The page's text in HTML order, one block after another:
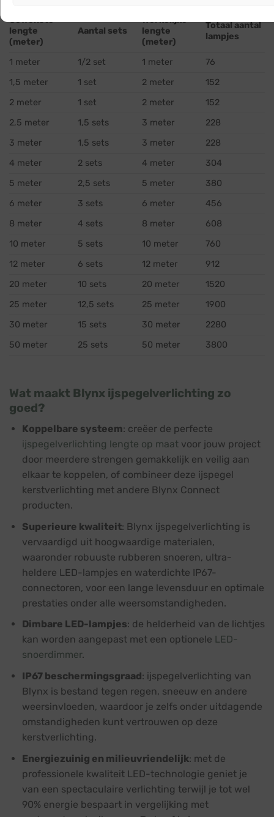
Gewenste
lengte
(meter)
Aantal sets
Werkelijke
lengte
(meter)
Totaal aantal
lampjes
1 meter 1/2 set 1 meter
76
1,5 meter
1 set 2 meter
152
2 meter
1 set 2 meter
152
2,5 meter
1,5 sets 3 meter
228
3 meter
1,5 sets 3 meter
228
4 meter
2 sets 4 meter
304
5 meter
2,5 sets 5 meter
380
6 meter
3 sets 6 meter
456
8 meter
4 sets 8 meter
608
10 meter
5 sets 10 meter
760
12 meter
6 sets 12 meter
912
20 meter
10 sets 20 meter
1520
25 meter
12,5 sets 25 meter
1900
30 meter
15 sets 30 meter
2280
50 meter
25 sets 50 meter 3800
Wat maakt Blynx ijspegelverlichting zo
goed?
Koppelbare systeem: creëer de perfecte
ijspegelverlichting lengte op maatvoor jouw project
door meerdere strengen gemakkelijk en veilig aan
elkaar te koppelen, of combineer deze ijspegel
kerstverlichting met andere Blynx Connect
producten.
Superieure kwaliteit: Blynx ijspegelverlichting is
vervaardigd uit hoogwaardige materialen,
waaronder robuuste rubberen snoeren, ultra-
heldere LED-lampjes en waterdichte IP67-
connectoren, voor een lange levensduur en optimale
prestaties onder alle weersomstandigheden.
Dimbare LED-lampjes: de helderheid van de lichtjes
kan worden aangepast met een optionele LED-
snoerdimmer.
IP67 beschermingsgraad: ijspegelverlichting van
Blynx is bestand tegen regen, sneeuw en andere
weersinvloeden, waardoor je zelfs onder uitdagende
omstandigheden kunt vertrouwen op deze
kerstverlichting.
Energiezuinig en milieuvriendelijk: met de
professionele kwaliteit LED-technologie geniet je
van een spectaculaire verlichting terwijl je tot wel
90% energie bespaart in vergelijking met